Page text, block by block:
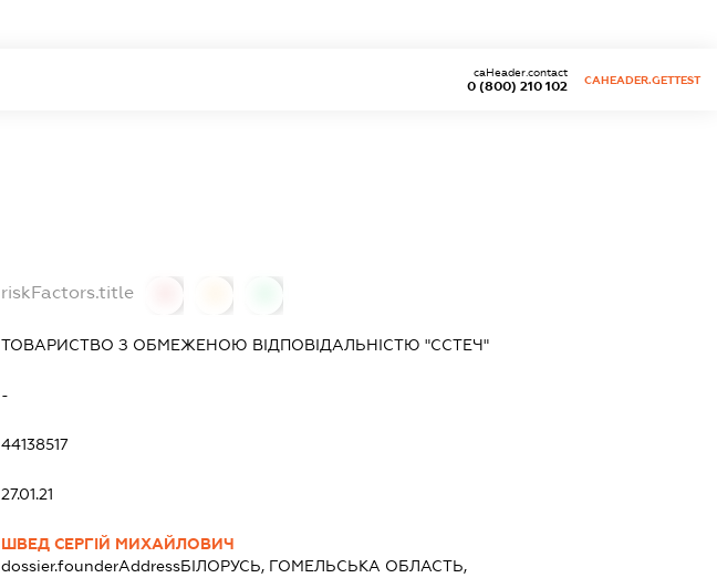
0 (800) 210 102
caHeader.contact
CAHEADER.GETTEST
riskFactors.title
ТОВАРИСТВО З ОБМЕЖЕНОЮ ВІДПОВІДАЛЬНІСТЮ "ССТЕЧ"
-
44138517
27.01.21
ШВЕД СЕРГІЙ МИХАЙЛОВИЧ
dossier.founderAddressБІЛОРУСЬ, ГОМЕЛЬСЬКА ОБЛАСТЬ,